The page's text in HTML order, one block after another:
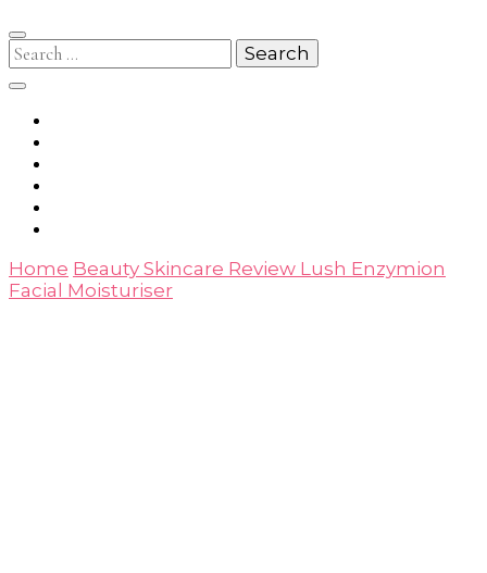
Search
for:
Home Beauty Skincare Review Lush Enzymion
Facial Moisturiser